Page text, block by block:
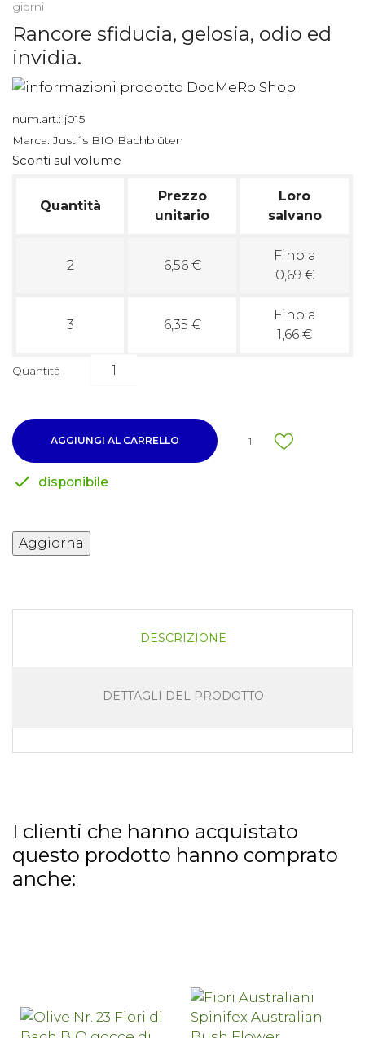
giorni
Rancore sfiducia, gelosia, odio ed
invidia.
num.art.: j015
Marca: Just´s BIO Bachblüten
Sconti sul volume
Quantità
Prezzo
unitario
Loro
salvano
2 6,56 €
Fino a
0,69 €
3 6,35 €
Fino a
1,66 €
Quantità
AGGIUNGI AL CARRELLO 1
 disponibile
DESCRIZIONE
DETTAGLI DEL PRODOTTO
I clienti che hanno acquistato
questo prodotto hanno comprato
anche: